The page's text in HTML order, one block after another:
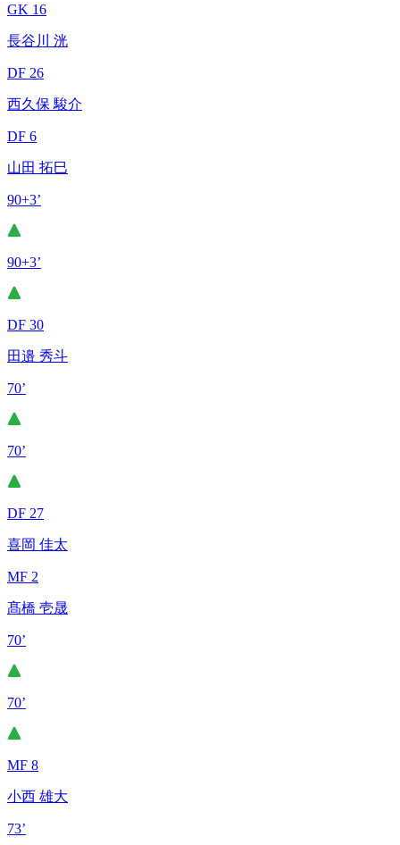
GK 16
長谷川 洸
DF 26
西久保 駿介
DF 6
山田 拓巳
90+3’
90+3’
DF 30
田邉 秀斗
70’
70’
DF 27
喜岡 佳太
MF 2
髙橋 壱晟
70’
70’
MF 8
小西 雄大
73’